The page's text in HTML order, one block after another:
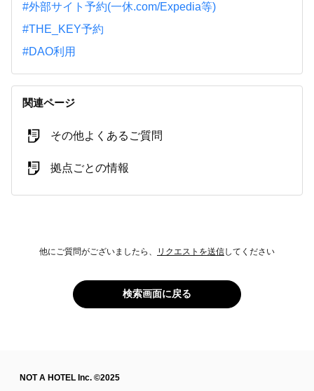
#外部サイト予約(一休.com/Expedia等)
#THE_KEY予約
#DAO利用
関連ページ
その他よくあるご質問
拠点ごとの情報
他にご質問がございましたら、 リクエストを送信してください
検索画面に戻る
NOT A HOTEL Inc. ©2025